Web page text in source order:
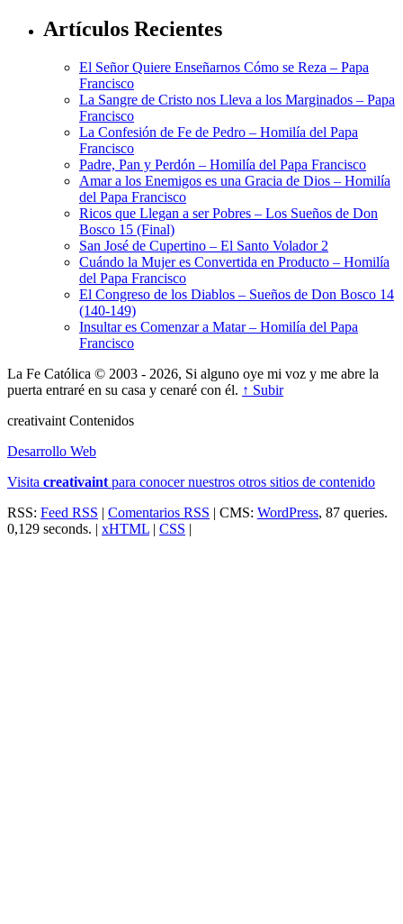
Artículos Recientes
El Señor Quiere Enseñarnos Cómo se Reza – Papa
Francisco
La Sangre de Cristo nos Lleva a los Marginados – Papa
Francisco
La Confesión de Fe de Pedro – Homilía del Papa
Francisco
Padre, Pan y Perdón – Homilía del Papa Francisco
Amar a los Enemigos es una Gracia de Dios – Homilía
del Papa Francisco
Ricos que Llegan a ser Pobres – Los Sueños de Don
Bosco 15 (Final)
San José de Cupertino – El Santo Volador 2
Cuándo la Mujer es Convertida en Producto – Homilía
del Papa Francisco
El Congreso de los Diablos – Sueños de Don Bosco 14
(140-149)
Insultar es Comenzar a Matar – Homilía del Papa
Francisco
La Fe Católica © 2003 - 2026, Si alguno oye mi voz y me abre la
puerta entraré en su casa y cenaré con él. ↑ Subir
creativaint Contenidos
Desarrollo Web
Visita creativaint para conocer nuestros otros sitios de contenido
RSS: Feed RSS | Comentarios RSS | CMS: WordPress, 87 queries.
0,129 seconds. | xHTML | CSS |